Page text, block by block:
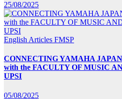
25/08/2025
English Articles FMSP
CONNECTING YAMAHA
with the FACULTY OF MUSIC
UPSI
05/08/2025